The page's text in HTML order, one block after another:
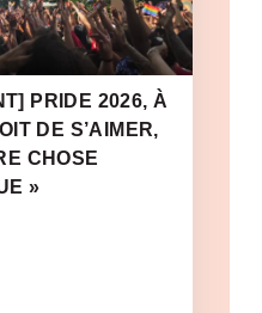
PRIDE 2026, À
DE S’AIMER,
CHOSE
»